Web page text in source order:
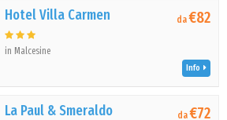
Hotel Villa Carmen
in Malcesine
da€82
Info
La Paul & Smeraldo da€72